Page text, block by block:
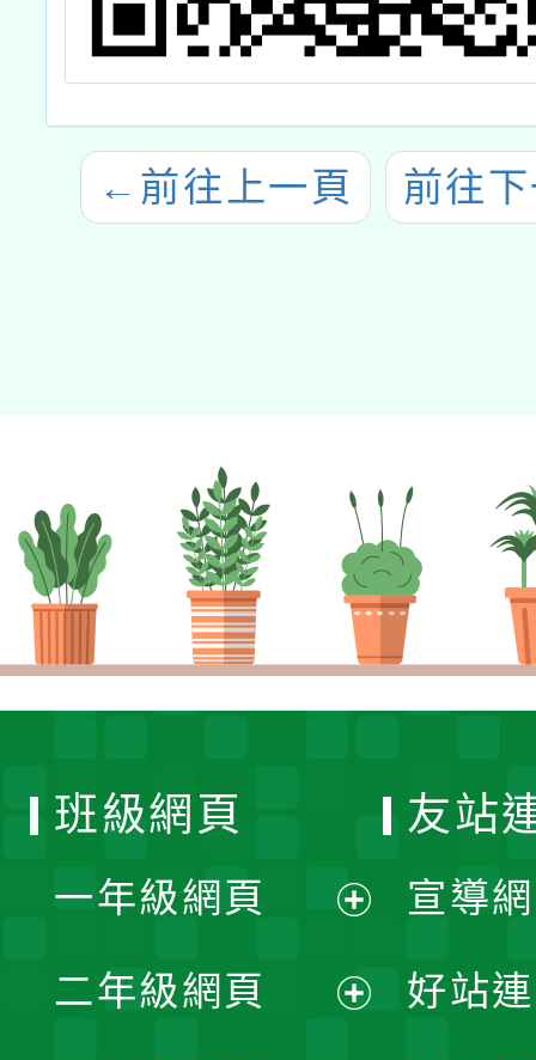
← 前往上一頁 前往
班級網頁
一年級網頁
開
二年級網頁
友站
宣導
好站